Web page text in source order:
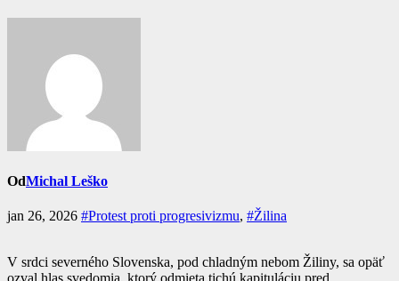
OdMichal Leško
jan 26, 2026 #Protest proti progresivizmu, #Žilina
V srdci severného Slovenska, pod chladným nebom Žiliny, sa opäť